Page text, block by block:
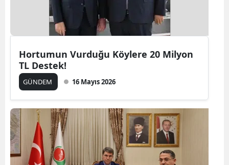
Hortumun Vurduğu Köylere 20 Milyon
TL Destek!
GÜNDEM 16 Mayıs 2026